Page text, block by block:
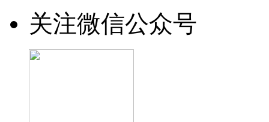
关注微信公众号